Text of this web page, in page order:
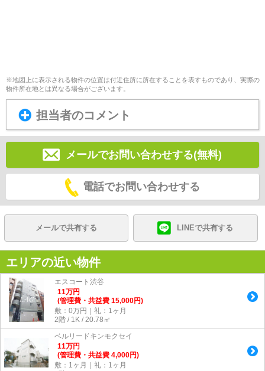
※地図上に表示される物件の位置は付近住所に所在することを表すものであり、実際の
物件所在地とは異なる場合がございます。
担当者のコメント
メールでお問い合わせする(無料)
電話でお問い合わせする
メールで共有する LINEで共有する
エリアの近い物件
エスコート渋谷
11万円
(管理費・共益費 15,000円)
敷：0万円｜礼：1ヶ月
2階 / 1K / 20.78㎡
ベルリードキンモクセイ
11万円
(管理費・共益費 4,000円)
敷：1ヶ月｜礼：1ヶ月